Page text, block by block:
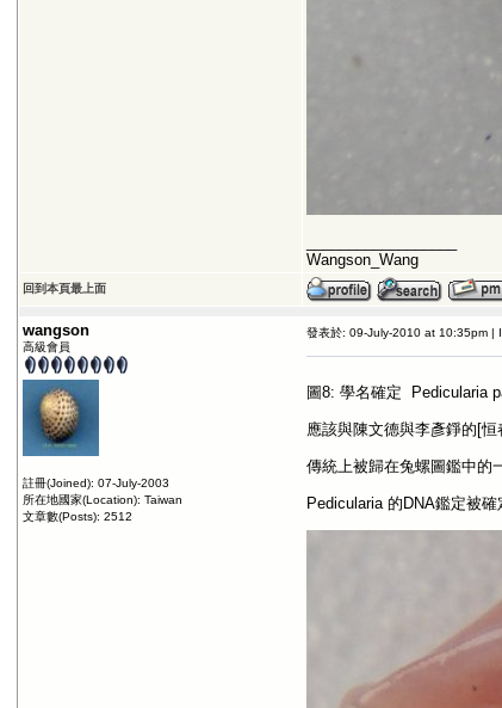
Wangson_Wang
回到本頁最上面
wangson
高級會員
註冊(Joined): 07-July-2003
所在地國家(Location): Taiwan
文章數(Posts): 2512
發表於: 09-July-2010 at 10:35pm |
圖8: 學名確定 Pedicularia
應該與陳文德與李彥錚的[
傳統上被歸在兔螺圖鑑中的
Pedicularia 的DNA鑑定被